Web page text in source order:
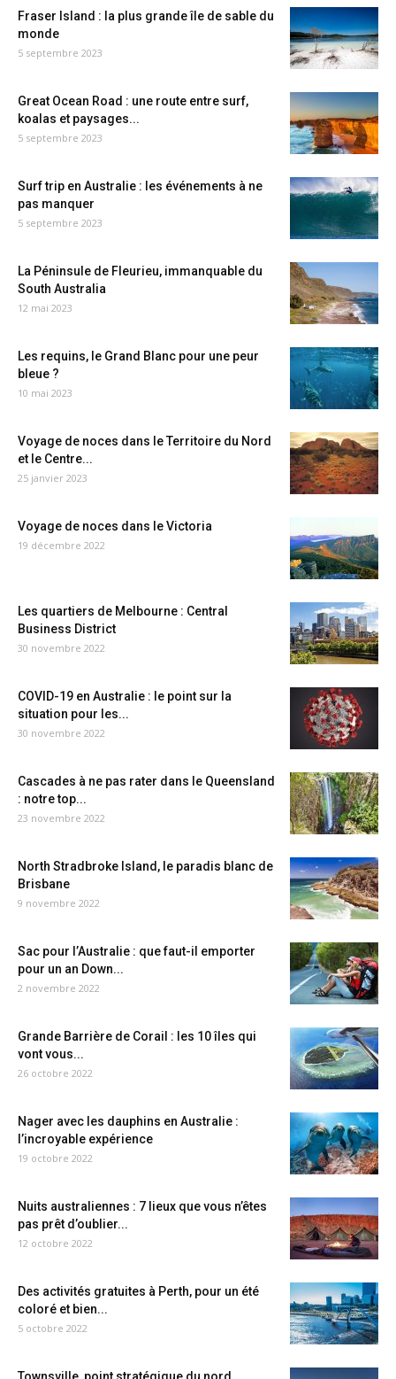
Fraser Island : la plus grande île de sable du
monde
5 septembre 2023
Great Ocean Road : une route entre surf,
koalas et paysages...
5 septembre 2023
Surf trip en Australie : les événements à ne
pas manquer
5 septembre 2023
La Péninsule de Fleurieu, immanquable du
South Australia
12 mai 2023
Les requins, le Grand Blanc pour une peur
bleue ?
10 mai 2023
Voyage de noces dans le Territoire du Nord
et le Centre...
25 janvier 2023
Voyage de noces dans le Victoria
19 décembre 2022
Les quartiers de Melbourne : Central
Business District
30 novembre 2022
COVID-19 en Australie : le point sur la
situation pour les...
30 novembre 2022
Cascades à ne pas rater dans le Queensland
: notre top...
23 novembre 2022
North Stradbroke Island, le paradis blanc de
Brisbane
9 novembre 2022
Sac pour l’Australie : que faut-il emporter
pour un an Down...
2 novembre 2022
Grande Barrière de Corail : les 10 îles qui
vont vous...
26 octobre 2022
Nager avec les dauphins en Australie :
l’incroyable expérience
19 octobre 2022
Nuits australiennes : 7 lieux que vous n’êtes
pas prêt d’oublier...
12 octobre 2022
Des activités gratuites à Perth, pour un été
coloré et bien...
5 octobre 2022